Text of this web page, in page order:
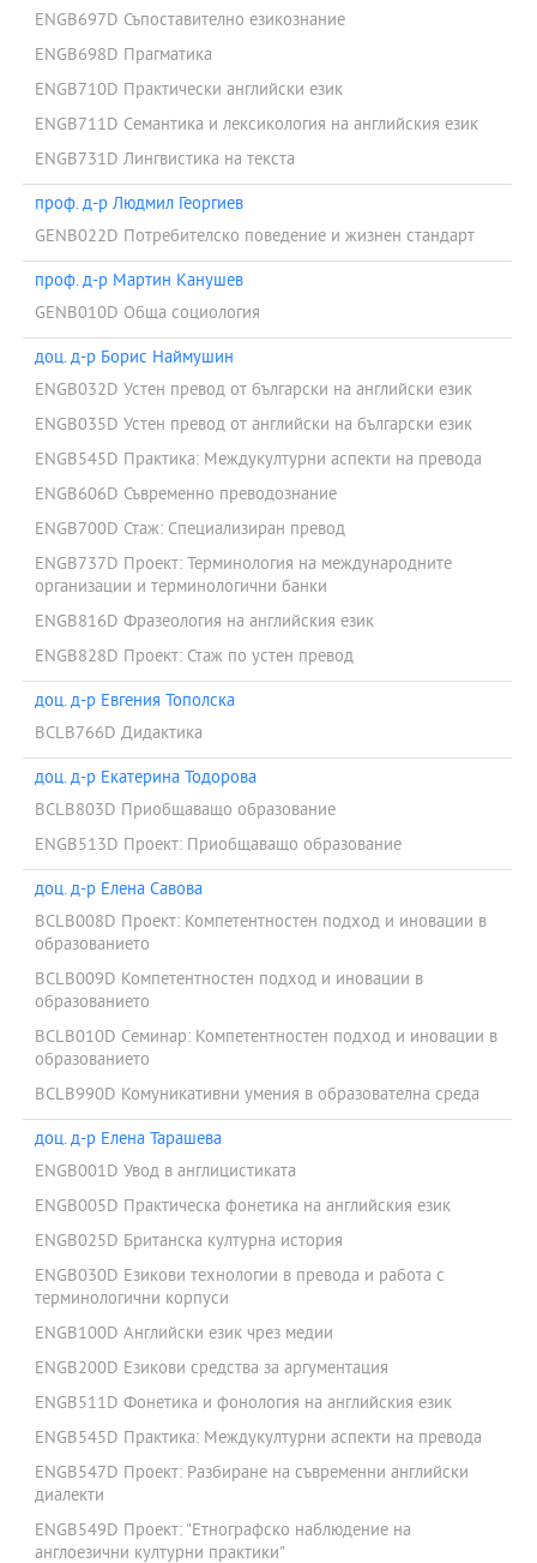
ENGB697D Съпоставително езикознание
ENGB698D Прагматика
ENGB710D Практически английски език
ENGB711D Семантика и лексикология на английския език
ENGB731D Лингвистика на текста
проф. д-р Людмил Георгиев
GENB022D Потребителско поведение и жизнен стандарт
проф. д-р Мартин Канушев
GENB010D Обща социология
доц. д-р Борис Наймушин
ENGB032D Устен превод от български на английски език
ENGB035D Устен превод от английски на български език
ENGB545D Практика: Междукултурни аспекти на превода
ENGB606D Съвременно преводознание
ENGB700D Стаж: Специализиран превод
ENGB737D Проект: Терминология на международните
организации и терминологични банки
ENGB816D Фразеология на английския език
ENGB828D Проект: Стаж по устен превод
доц. д-р Евгения Тополска
BCLB766D Дидактика
доц. д-р Екатерина Тодорова
BCLB803D Приобщаващо образование
ENGB513D Проект: Приобщаващо образование
доц. д-р Елена Савова
BCLB008D Проект: Компетентностен подход и иновации в
образованието
BCLB009D Компетентностен подход и иновации в
образованието
BCLB010D Семинар: Компетентностен подход и иновации в
образованието
BCLB990D Комуникативни умения в образователна среда
доц. д-р Елена Тарашева
ENGB001D Увод в англицистиката
ENGB005D Практическа фонетика на английския език
ENGB025D Британска културна история
ENGB030D Езикови технологии в превода и работа с
терминологични корпуси
ENGB100D Английски език чрез медии
ENGB200D Езикови средства за аргументация
ENGB511D Фонетика и фонология на английския език
ENGB545D Практика: Междукултурни аспекти на превода
ENGB547D Проект: Разбиране на съвременни английски
диалекти
ENGB549D Проект: "Етнографско наблюдение на
англоезични културни практики"